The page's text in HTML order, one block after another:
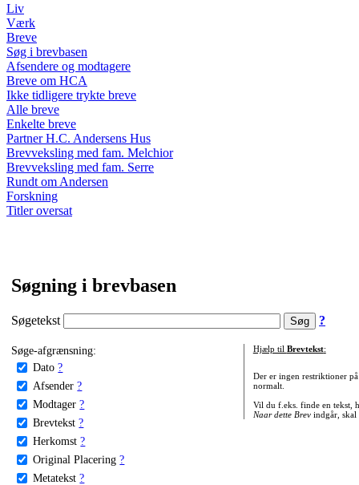
Liv
Værk
Breve
Søg i brevbasen
Afsendere og modtagere
Breve om HCA
Ikke tidligere trykte breve
Alle breve
Enkelte breve
Partner H.C. Andersens Hus
Brevveksling med fam. Melchior
Brevveksling med fam. Serre
Rundt om Andersen
Forskning
Titler oversat
Søgning i brevbasen
Søgetekst ?
Søge-afgrænsning:
Dato ?
Afsender ?
Modtager ?
Brevtekst ?
Herkomst ?
Original Placering ?
Metatekst ?
Hjælp til Brevtekst:
Der er ingen restriktioner
normalt.
Vil du f.eks. finde en tekst,
Naar dette Brevindgår, skal